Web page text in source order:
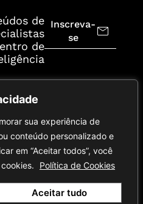
sua experiência de
conteúdo personalizado e
em “Aceitar todos”, você
Política de Cookies
Aceitar tudo
de
de
Inscreva-
se
Política de
Termos de